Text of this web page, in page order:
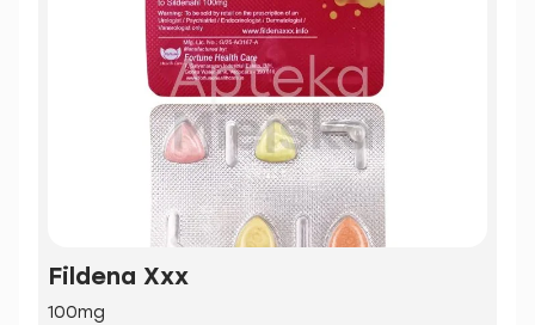
Fildena Xxx
100mg